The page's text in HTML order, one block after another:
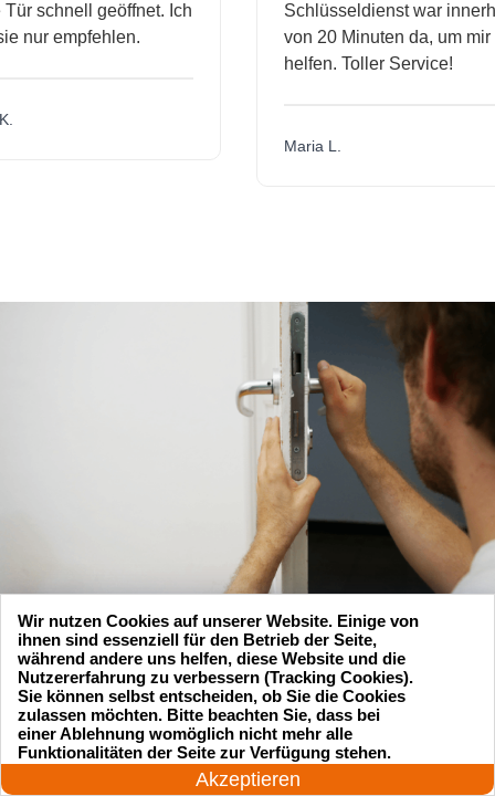
schnell geöffnet. Ich
empfehlen.
Schlüsseldienst war innerhalb
von 20 Minuten da, um mir zu
helfen. Toller Service!
Maria L.
Suchen Sie einen Schlüsseldienst
24 Stunden am Tag
Akzeptieren
Wir nutzen Cookies auf unserer Website. Einige von
ihnen sind essenziell für den Betrieb der Seite,
während andere uns helfen, diese Website und die
Nutzererfahrung zu verbessern (Tracking Cookies).
Sie können selbst entscheiden, ob Sie die Cookies
zulassen möchten. Bitte beachten Sie, dass bei
einer Ablehnung womöglich nicht mehr alle
Funktionalitäten der Seite zur Verfügung stehen.